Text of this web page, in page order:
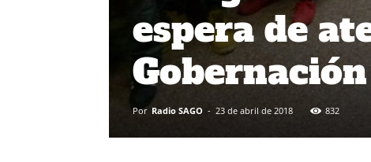
espera de
Gobernación
Por Radio SAGO - 23 de abril de 2018 832